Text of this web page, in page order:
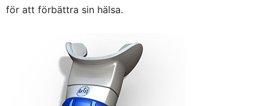
för att förbättra sin hälsa.